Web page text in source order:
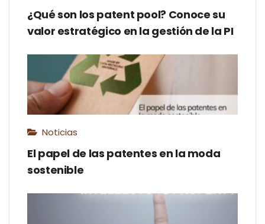
¿Qué son los patent pool? Conoce su
valor estratégico en la gestión de la PI
Noticias
El papel de las patentes en la moda
sostenible